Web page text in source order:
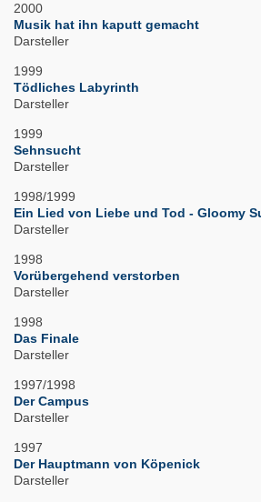
2000
Musik hat ihn kaputt gemacht
Darsteller
1999
Tödliches Labyrinth
Darsteller
1999
Sehnsucht
Darsteller
1998/1999
Ein Lied von Liebe und Tod - Gloomy
Darsteller
1998
Vorübergehend verstorben
Darsteller
1998
Das Finale
Darsteller
1997/1998
Der Campus
Darsteller
1997
Der Hauptmann von Köpenick
Darsteller